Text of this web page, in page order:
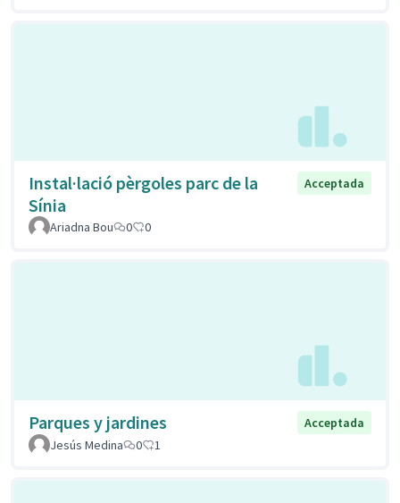
Instal·lació pèrgoles parc de la
Sínia
Acceptada
Ariadna Bou 0 0
Parques y jardines
Acceptada
Jesús Medina
0 1